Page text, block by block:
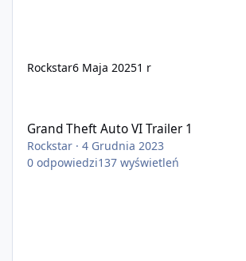
Rockstar6 Maja 20251 r
Grand Theft Auto VI Trailer 1
Rockstar ·4 Grudnia 2023
0 odpowiedzi137 wyświetleń